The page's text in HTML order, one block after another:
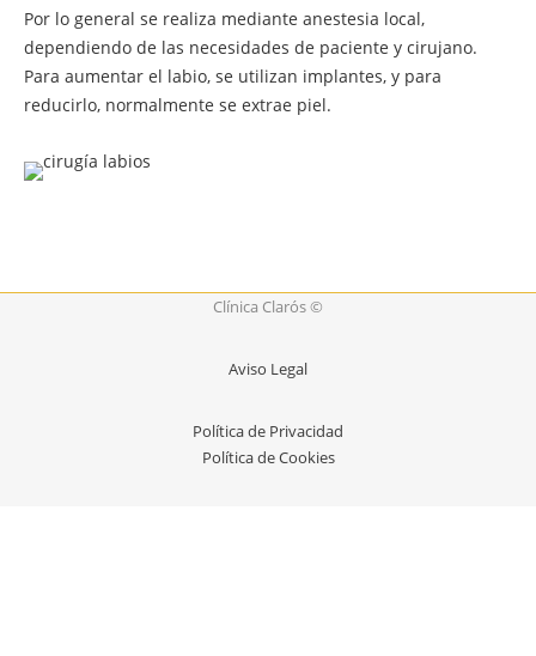
Por lo general se realiza mediante anestesia local,
dependiendo de las necesidades de paciente y cirujano.
Para aumentar el labio, se utilizan implantes, y para
reducirlo, normalmente se extrae piel.
Clínica Clarós ©
Aviso Legal
Política de Privacidad
Política de Cookies